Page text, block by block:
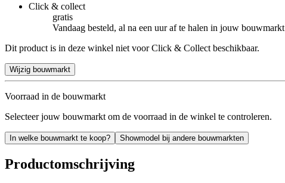
Click & collect
gratis
Vandaag besteld, al na een uur af te halen in jouw bouwmarkt
Dit product is in deze winkel niet voor Click & Collect beschikbaar.
Wijzig bouwmarkt
Voorraad in de bouwmarkt
Selecteer jouw bouwmarkt om de voorraad in de winkel te controleren.
In welke bouwmarkt te koop? Showmodel bij andere bouwmarkten
Productomschrijving